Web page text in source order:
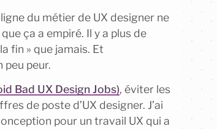
du métier de UX designer ne
ça a empiré. Il y a plus de
fin » que jamais. Et
peu peur.
Bad UX Design Jobs), éviter les
de poste d’UX designer. J’ai
pour un travail UX qui a